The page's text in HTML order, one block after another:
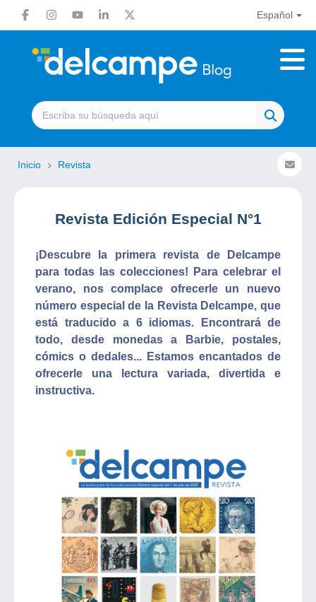
Español
Inicio Revista
Revista Edición Especial N°1
¡Descubre la primera revista de Delcampe
para todas las colecciones! Para celebrar el
verano, nos complace ofrecerle un nuevo
número especial de la Revista Delcampe, que
está traducido a 6 idiomas. Encontrará de
todo, desde monedas a Barbie, postales,
cómics o dedales... Estamos encantados de
ofrecerle una lectura variada, divertida e
instructiva.